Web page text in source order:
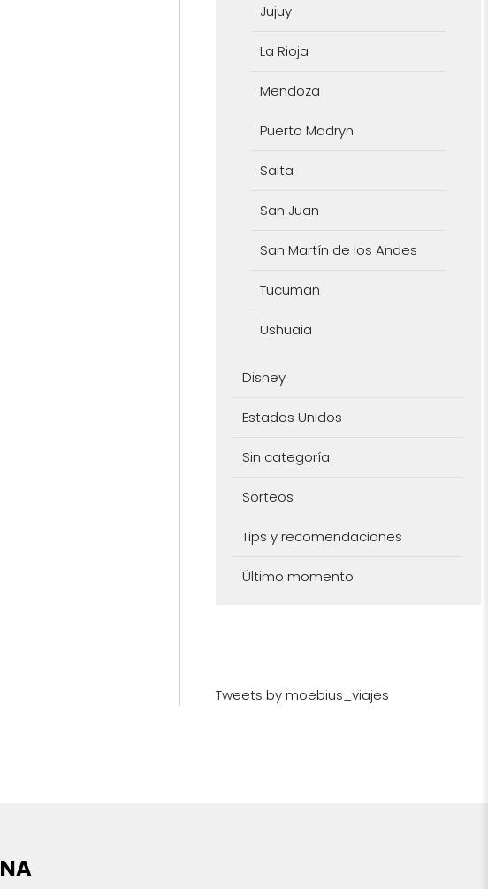
Jujuy
La Rioja
Mendoza
Puerto Madryn
Salta
San Juan
San Martín de los Andes
Tucuman
Ushuaia
Disney
Estados Unidos
Sin categoría
Sorteos
Tips y recomendaciones
Último momento
Tweets by moebius_viajes